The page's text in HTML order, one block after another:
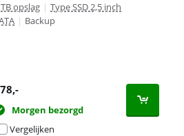
opslag | Type SSD 2,5 inch
| Backup
,-
Morgen bezorgd
Vergelijken